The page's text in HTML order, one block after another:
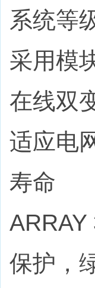
系统等
采用模
在线双
适应电
寿命
保护，